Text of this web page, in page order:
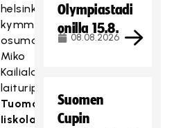
helsinkiläisten
kymmenes
osuma.
Miko
Kailialan
laituripari
Tuomas
Iiskola
Olympiastadi
onilla 15.8.
08.08.2026
Suomen
Cupin